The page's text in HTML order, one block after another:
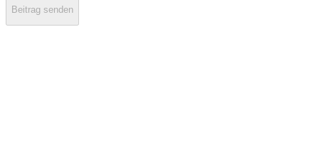
Beitrag senden